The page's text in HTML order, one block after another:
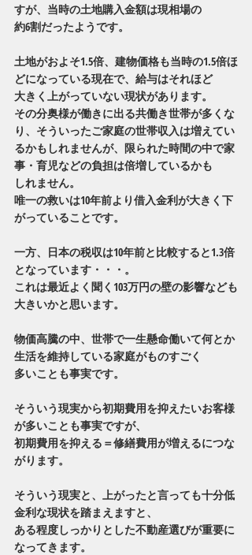
すが、当時の土地購入金額は現相場の
約6割だったようです。
土地がおよそ1.5倍、建物価格も当時の1.5倍ほ
どになっている現在で、給与はそれほど
大きく上がっていない現状があります。
その分奥様が働きに出る共働き世帯が多くな
り、そういったご家庭の世帯収入は増えてい
るかもしれませんが、限られた時間の中で家
事・育児などの負担は倍増しているかも
しれません。
唯一の救いは10年前より借入金利が大きく下
がっていることです。
一方、日本の税収は10年前と比較すると1.3倍
となっています・・・。
これは最近よく聞く103万円の壁の影響なども
大きいかと思います。
物価高騰の中、世帯で一生懸命働いて何とか
生活を維持している家庭がものすごく
多いことも事実です。
そういう現実から初期費用を抑えたいお客様
が多いことも事実ですが、
初期費用を抑える＝修繕費用が増えるにつな
がります。
そういう現実と、上がったと言っても十分低
金利な現状を踏まえますと、
ある程度しっかりとした不動産選びが重要に
なってきます。